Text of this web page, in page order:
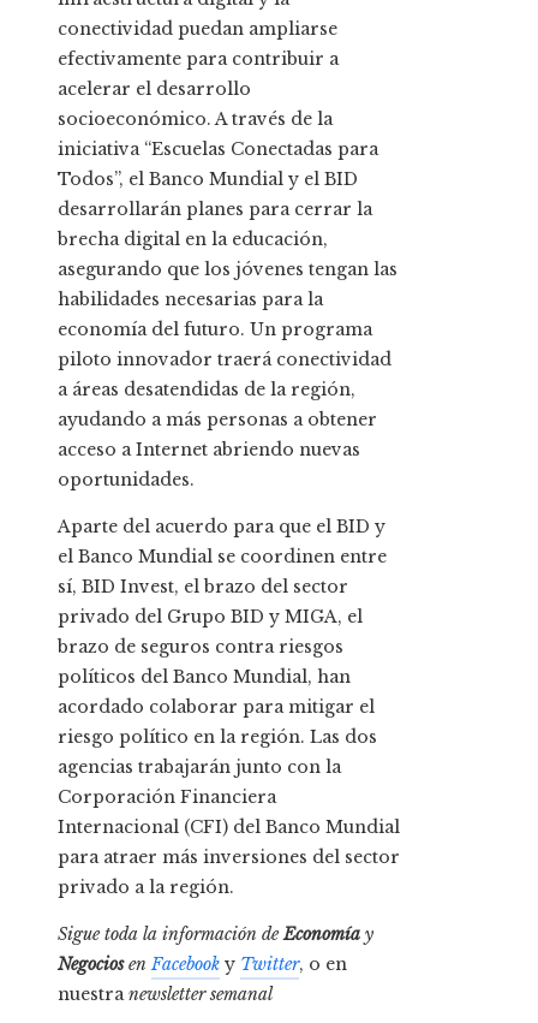
conectividad puedan ampliarse
efectivamente para contribuir a
acelerar el desarrollo
socioeconómico. A través de la
iniciativa “Escuelas Conectadas para
Todos”, el Banco Mundial y el BID
desarrollarán planes para cerrar la
brecha digital en la educación,
asegurando que los jóvenes tengan las
habilidades necesarias para la
economía del futuro. Un programa
piloto innovador traerá conectividad
a áreas desatendidas de la región,
ayudando a más personas a obtener
acceso a Internet abriendo nuevas
oportunidades.
Aparte del acuerdo para que el BID y
el Banco Mundial se coordinen entre
sí, BID Invest, el brazo del sector
privado del Grupo BID y MIGA, el
brazo de seguros contra riesgos
políticos del Banco Mundial, han
acordado colaborar para mitigar el
riesgo político en la región. Las dos
agencias trabajarán junto con la
Corporación Financiera
Internacional (CFI) del Banco Mundial
para atraer más inversiones del sector
privado a la región.
Sigue toda la información deEconomía y
NegociosenFacebook y Twitter, o en
nuestranewsletter semanal